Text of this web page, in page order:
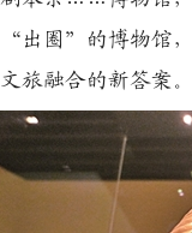
圈”的博物馆，还
旅融合的新答案。